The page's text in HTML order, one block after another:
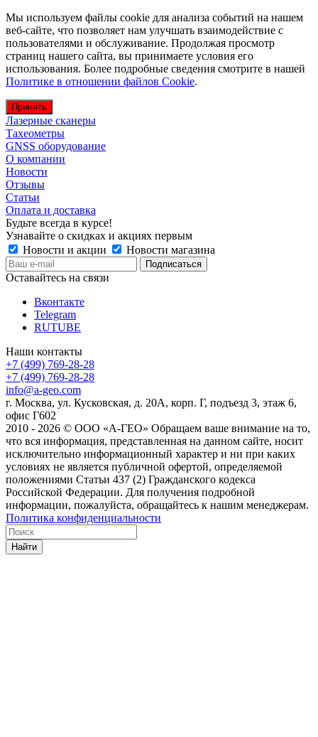
Мы используем файлы cookie для анализа событий на нашем
веб-сайте, что позволяет нам улучшать взаимодействие с
пользователями и обслуживание. Продолжая просмотр
страниц нашего сайта, вы принимаете условия его
использования. Более подробные сведения смотрите в нашей
Политике в отношении файлов Cookie.
Принять
Лазерные сканеры
Тахеометры
GNSS оборудование
О компании
Новости
Отзывы
Статьи
Оплата и доставка
Будьте всегда в курсе!
Узнавайте о скидках и акциях первым
Новости и акции
Новости магазина
Оставайтесь на связи
Вконтакте
Telegram
RUTUBE
Наши контакты
+7 (499) 769-28-28
+7 (499) 769-28-28
info@a-geo.com
г. Москва, ул. Кусковская, д. 20А, корп. Г, подъезд 3, этаж 6,
офис Г602
2010 - 2026 © ООО «А-ГЕО» Обращаем ваше внимание на то,
что вся информация, представленная на данном сайте, носит
исключительно информационный характер и ни при каких
условиях не является публичной офертой, определяемой
положениями Статьи 437 (2) Гражданского кодекса
Российской Федерации. Для получения подробной
информации, пожалуйста, обращайтесь к нашим менеджерам.
Политика конфиденциальности
Найти